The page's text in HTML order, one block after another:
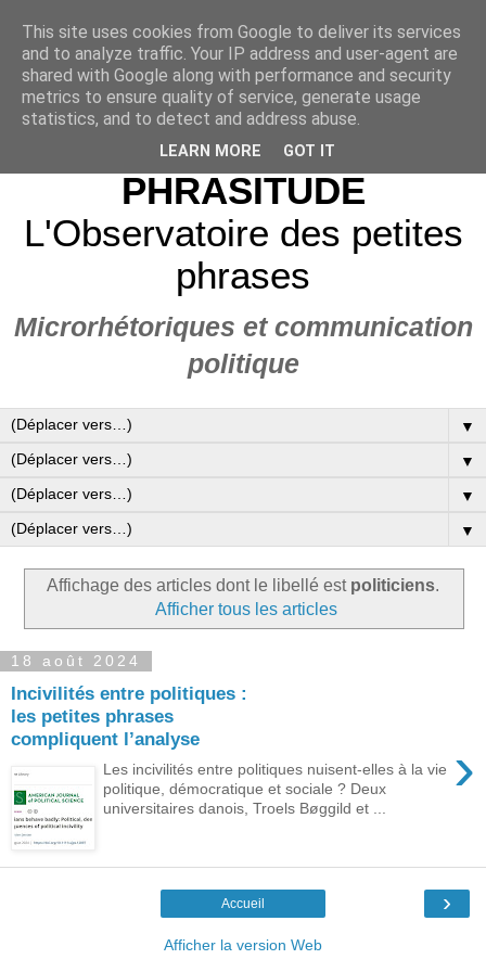
PHRASITUDE
L'Observatoire des petites
phrases
Microrhétoriques et communication
politique
▼
▼
▼
▼
Affichage des articles dont le libellé est politiciens.
Afficher tous les articles
18 août 2024
Incivilités entre politiques :
les petites phrases
compliquent l’analyse
›
Les incivilités entre politiques nuisent-elles à la vie
politique, démocratique et sociale ? Deux
universitaires danois, Troels Bøggild et ...
›
Accueil
Afficher la version Web
This site uses cookies from Google to deliver its services
and to analyze traffic. Your IP address and user-agent are
shared with Google along with performance and security
metrics to ensure quality of service, generate usage
statistics, and to detect and address abuse.
LEARN MORE GOT IT